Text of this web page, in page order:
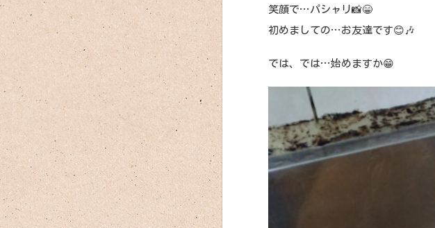
笑顔で…パシャリ📸😁
初めましての…お友達です😊🎶
では、では…始めますか😁